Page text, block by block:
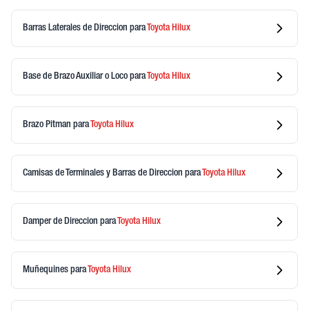
Barras Laterales de Direccion paraToyotaHilux
Base de Brazo Auxiliar o Loco paraToyotaHilux
Brazo Pitman paraToyotaHilux
Camisas de Terminales y Barras de Direccion paraToyotaHilux
Damper de Direccion paraToyotaHilux
Muñequines paraToyotaHilux